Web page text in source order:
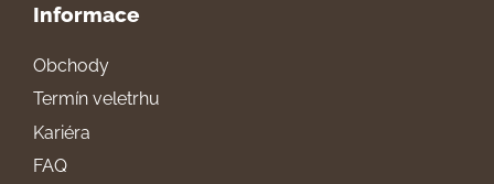
Informace
Obchody
Termín veletrhu
Kariéra
FAQ